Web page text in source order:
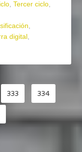
,Tercer ciclo
digital
333 334